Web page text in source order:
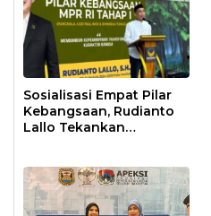
Sosialisasi Empat Pilar
Kebangsaan, Rudianto
Lallo Tekankan